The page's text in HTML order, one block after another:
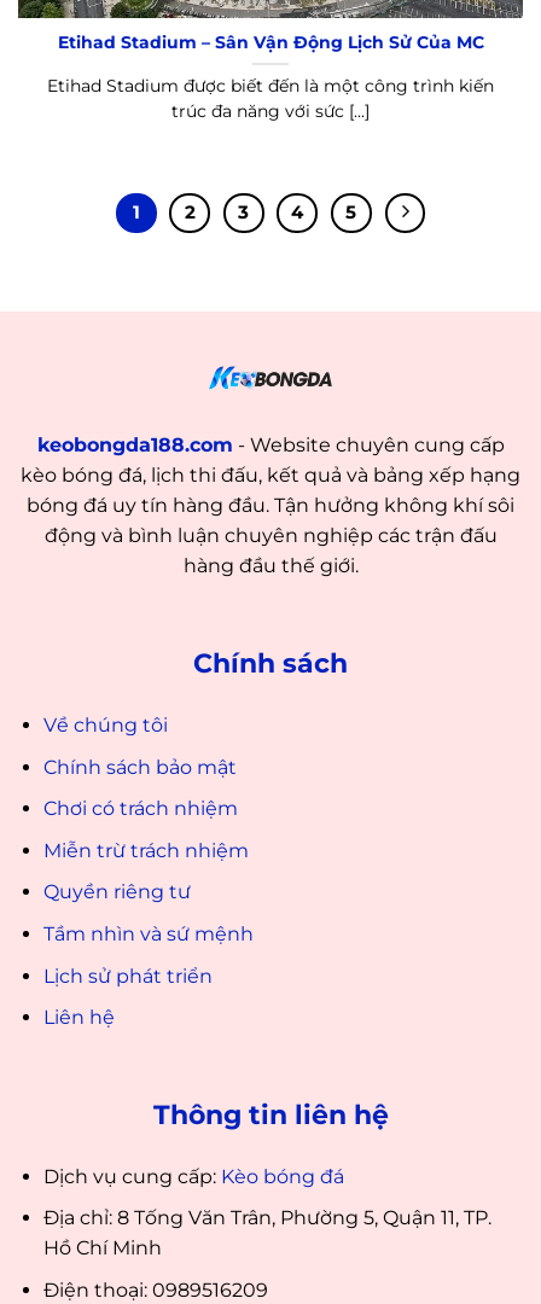
Etihad Stadium – Sân Vận Động Lịch Sử Của MC
Etihad Stadium được biết đến là một công trình kiến
trúc đa năng với sức [...]
1 2 3 4 5
keobongda188.com - Website chuyên cung cấp
kèo bóng đá, lịch thi đấu, kết quả và bảng xếp hạng
bóng đá uy tín hàng đầu. Tận hưởng không khí sôi
động và bình luận chuyên nghiệp các trận đấu
hàng đầu thế giới.
Chính sách
Về chúng tôi
Chính sách bảo mật
Chơi có trách nhiệm
Miễn trừ trách nhiệm
Quyền riêng tư
Tầm nhìn và sứ mệnh
Lịch sử phát triển
Liên hệ
Thông tin liên hệ
Dịch vụ cung cấp: Kèo bóng đá
Địa chỉ: 8 Tống Văn Trân, Phường 5, Quận 11, TP.
Hồ Chí Minh
Điện thoại: 0989516209